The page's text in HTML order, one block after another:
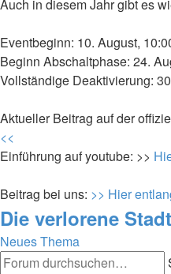
Auch in diesem Jahr gibt es
Eventbeginn: 10. August,
Beginn Abschaltphase: 24.
Vollständige Deaktivierung:
Aktueller Beitrag auf der
<<
Einführung auf youtube: >>
Beitrag bei uns: >> Hier
Die verlorene Stadt
Neues Thema